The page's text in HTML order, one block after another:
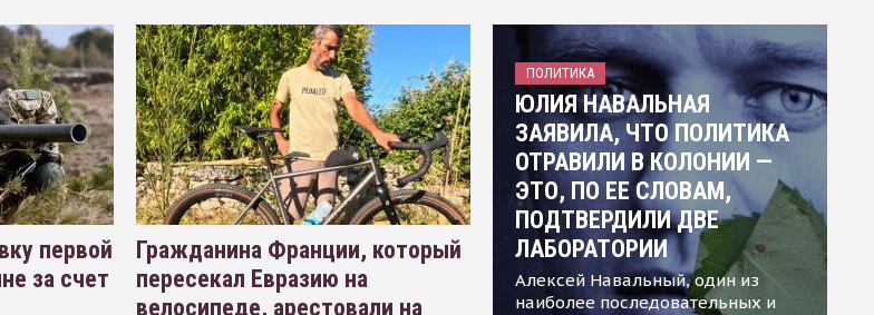
первой
за счет
Гражданина Франции, который
пересекал Евразию на
велосипеде, арестовали на
ПОЛИТИКА
ЮЛИЯ НАВАЛЬНАЯ
ЗАЯВИЛА, ЧТО ПОЛИТИКА
ОТРАВИЛИ В КОЛОНИИ —
ЭТО, ПО ЕЕ СЛОВАМ,
ПОДТВЕРДИЛИ ДВЕ
ЛАБОРАТОРИИ
Алексей Навальный, один из
наиболее последовательных и